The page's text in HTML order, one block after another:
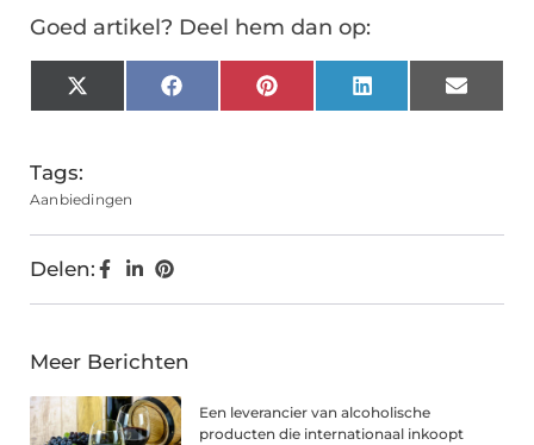
Goed artikel? Deel hem dan op:
X
(Twitter)
FacebookPinterestLinkedInEmail
Tags:
Aanbiedingen
Delen:
Meer Berichten
Een leverancier van alcoholische
producten die internationaal inkoopt